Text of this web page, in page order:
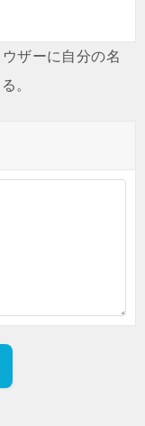
ザーに自分の名
。